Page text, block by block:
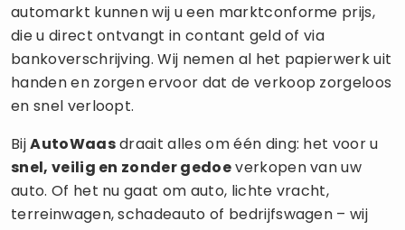
automarkt kunnen wij u een marktconforme prijs,
die u direct ontvangt in contant geld of via
bankoverschrijving. Wij nemen al het papierwerk uit
handen en zorgen ervoor dat de verkoop zorgeloos
en snel verloopt.
BijAutoWaasdraait alles om één ding: het voor u
snel, veilig en zonder gedoeverkopen van uw
auto. Of het nu gaat om auto, lichte vracht,
terreinwagen, schadeauto of bedrijfswagen – wij